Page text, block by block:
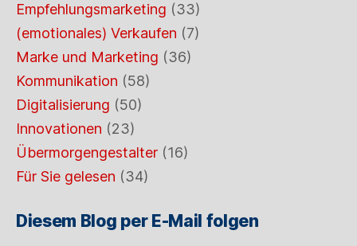
Empfehlungsmarketing (33)
(emotionales) Verkaufen (7)
Marke und Marketing (36)
Kommunikation (58)
Digitalisierung (50)
Innovationen (23)
Übermorgengestalter (16)
Für Sie gelesen (34)
Diesem Blog per E-Mail folgen